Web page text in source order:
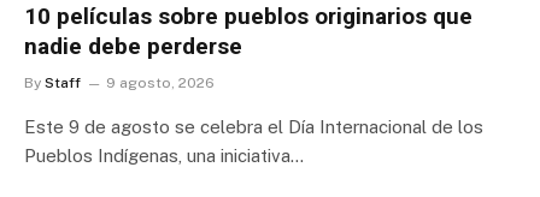
10 películas sobre pueblos originarios que
nadie debe perderse
By Staff 9 agosto, 2026
Este 9 de agosto se celebra el Día Internacional de los
Pueblos Indígenas, una iniciativa…